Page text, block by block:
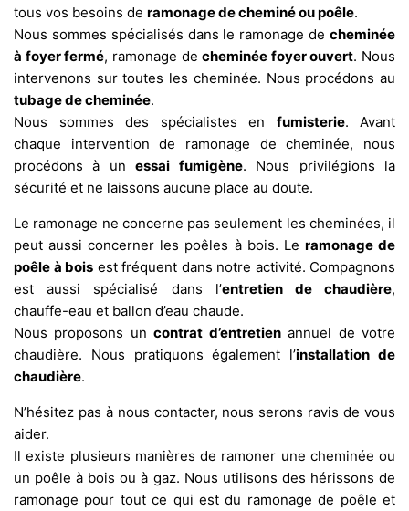
tous vos besoins de ramonage de cheminé ou poêle.
Nous sommes spécialisés dans le ramonage de cheminée
à foyer fermé, ramonage decheminée foyer ouvert. Nous
intervenons sur toutes les cheminée. Nous procédons au
tubage de cheminée.
Nous sommes des spécialistes en fumisterie. Avant
chaque intervention de ramonage de cheminée, nous
procédons à unessai fumigène. Nous privilégions la
sécurité et ne laissons aucune place au doute.
Le ramonage ne concerne pas seulement les cheminées, il
peut aussi concerner les poêles à bois. Le ramonage de
poêle à bois est fréquent dans notre activité. Compagnons
est aussi spécialisé dans l’entretien de chaudière,
chauffe-eau et ballon d’eau chaude.
Nous proposons uncontrat d’entretienannuel de votre
chaudière. Nous pratiquons également l’installation de
chaudière.
N’hésitez pas à nous contacter, nous serons ravis de vous
aider.
Il existe plusieurs manières de ramoner une cheminée ou
un poêle à bois ou à gaz. Nous utilisons des hérissons de
ramonage pour tout ce qui est du ramonage de poêle et